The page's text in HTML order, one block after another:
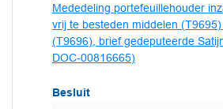
Mededeling portefeuillehouder
vrij te besteden middelen
(T9696), brief gedeputeerde
DOC-00816665)
Besluit